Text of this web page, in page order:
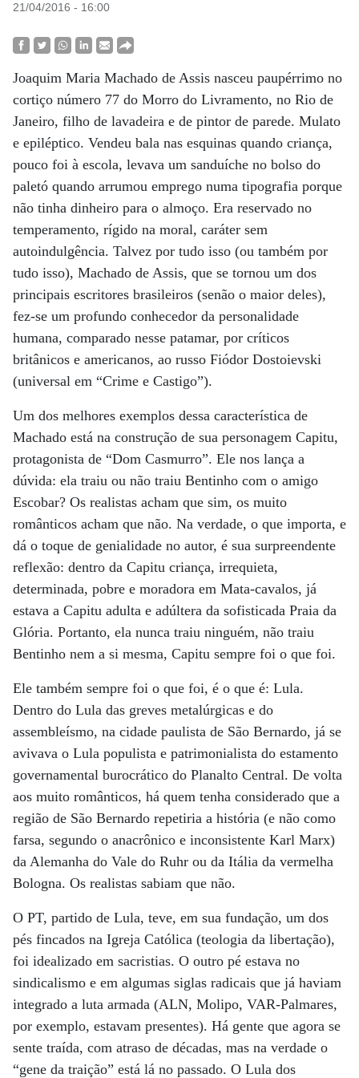
21/04/2016 - 16:00
Joaquim Maria Machado de Assis nasceu paupérrimo no
cortiço número 77 do Morro do Livramento, no Rio de
Janeiro, filho de lavadeira e de pintor de parede. Mulato
e epiléptico. Vendeu bala nas esquinas quando criança,
pouco foi à escola, levava um sanduíche no bolso do
paletó quando arrumou emprego numa tipografia porque
não tinha dinheiro para o almoço. Era reservado no
temperamento, rígido na moral, caráter sem
autoindulgência. Talvez por tudo isso (ou também por
tudo isso), Machado de Assis, que se tornou um dos
principais escritores brasileiros (senão o maior deles),
fez-se um profundo conhecedor da personalidade
humana, comparado nesse patamar, por críticos
britânicos e americanos, ao russo Fiódor Dostoievski
(universal em “Crime e Castigo”).
Um dos melhores exemplos dessa característica de
Machado está na construção de sua personagem Capitu,
protagonista de “Dom Casmurro”. Ele nos lança a
dúvida: ela traiu ou não traiu Bentinho com o amigo
Escobar? Os realistas acham que sim, os muito
românticos acham que não. Na verdade, o que importa, e
dá o toque de genialidade no autor, é sua surpreendente
reflexão: dentro da Capitu criança, irrequieta,
determinada, pobre e moradora em Mata-cavalos, já
estava a Capitu adulta e adúltera da sofisticada Praia da
Glória. Portanto, ela nunca traiu ninguém, não traiu
Bentinho nem a si mesma, Capitu sempre foi o que foi.
Ele também sempre foi o que foi, é o que é: Lula.
Dentro do Lula das greves metalúrgicas e do
assembleísmo, na cidade paulista de São Bernardo, já se
avivava o Lula populista e patrimonialista do estamento
governamental burocrático do Planalto Central. De volta
aos muito românticos, há quem tenha considerado que a
região de São Bernardo repetiria a história (e não como
farsa, segundo o anacrônico e inconsistente Karl Marx)
da Alemanha do Vale do Ruhr ou da Itália da vermelha
Bologna. Os realistas sabiam que não.
O PT, partido de Lula, teve, em sua fundação, um dos
pés fincados na Igreja Católica (teologia da libertação),
foi idealizado em sacristias. O outro pé estava no
sindicalismo e em algumas siglas radicais que já haviam
integrado a luta armada (ALN, Molipo, VAR-Palmares,
por exemplo, estavam presentes). Há gente que agora se
sente traída, com atraso de décadas, mas na verdade o
“gene da traição” está lá no passado. O Lula dos